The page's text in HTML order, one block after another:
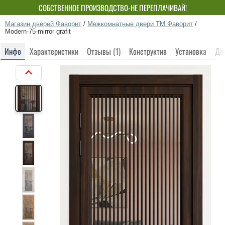
СОБСТВЕННОЕ ПРОИЗВОДСТВО-НЕ ПЕРЕПЛАЧИВАЙ!
Магазин дверей Фаворит / Межкомнатные двери ТМ Фаворит /
Modern-75-mirror grafit
Инфо Характеристики Отзывы (1) Конструктив Установка